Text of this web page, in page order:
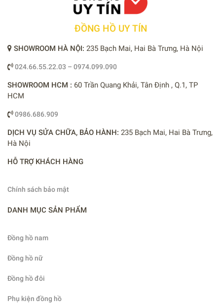
ĐỒNG HỒ UY TÍN
SHOWROOM HÀ NỘI: 235 Bạch Mai, Hai Bà Trưng, Hà Nội
024.66.55.22.03 – 0974.099.090
SHOWROOM HCM : 60 Trần Quang Khải, Tân Định , Q.1, TP
HCM
0986.686.909
DỊCH VỤ SỬA CHỮA, BẢO HÀNH: 235 Bạch Mai, Hai Bà Trưng,
Hà Nội
HỖ TRỢ KHÁCH HÀNG
Chính sách bảo mật
DANH MỤC SẢN PHẨM
Đồng hồ nam
Đồng hồ nữ
Đồng hồ đôi
Phụ kiện đồng hồ